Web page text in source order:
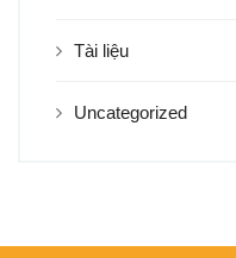
Tài liệu
Uncategorized